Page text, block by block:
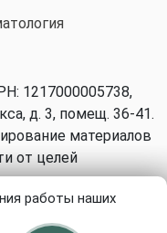
1217000005738,
д. 3, помещ. 36-41.
материалов
от целей
указанные на
и оказываются в
только
работы наших